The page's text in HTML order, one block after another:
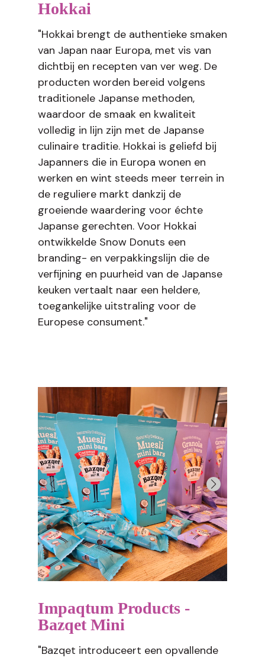
Hokkai
"Hokkai brengt de authentieke smaken
van Japan naar Europa, met vis van
dichtbij en recepten van ver weg. De
producten worden bereid volgens
traditionele Japanse methoden,
waardoor de smaak en kwaliteit
volledig in lijn zijn met de Japanse
culinaire traditie. Hokkai is geliefd bij
Japanners die in Europa wonen en
werken en wint steeds meer terrein in
de reguliere markt dankzij de
groeiende waardering voor échte
Japanse gerechten. Voor Hokkai
ontwikkelde Snow Donuts een
branding- en verpakkingslijn die de
verfijning en puurheid van de Japanse
keuken vertaalt naar een heldere,
toegankelijke uitstraling voor de
Europese consument."
Impaqtum Products -
Bazqet Mini
"Bazqet introduceert een opvallende